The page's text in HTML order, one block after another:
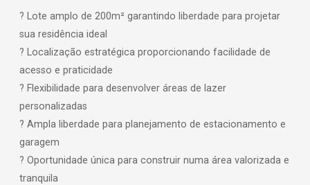
? Lote amplo de 200m² garantindo liberdade para projetar
sua residência ideal
? Localização estratégica proporcionando facilidade de
acesso e praticidade
? Flexibilidade para desenvolver áreas de lazer
personalizadas
? Ampla liberdade para planejamento de estacionamento e
garagem
? Oportunidade única para construir numa área valorizada e
tranquila